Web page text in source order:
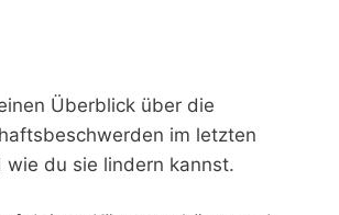
Überblick über die
im letzten
wie du sie lindern kannst.